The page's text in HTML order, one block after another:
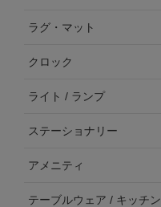
ラグ・マット
クロック
ライト / ランプ
ステーショナリー
アメニティ
テーブルウェア / キッチン